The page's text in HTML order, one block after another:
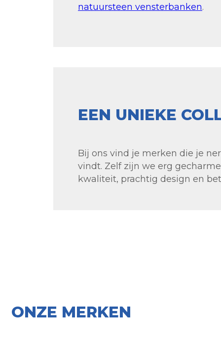
natuursteen vensterbanken.
EEN UNIEKE
Bij ons vind je merken die je
vindt. Zelf zijn we erg
kwaliteit, prachtig design en
ONZE MERKEN